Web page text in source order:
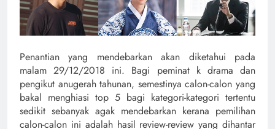
Penantian yang mendebarkan akan diketahui pada
malam 29/12/2018 ini. Bagi peminat k drama dan
pengikut anugerah tahunan, semestinya calon-calon yang
bakal menghiasi top 5 bagi kategori-kategori tertentu
sedikit sebanyak agak mendebarkan kerana pemilihan
calon-calon ini adalah hasil review-review yang dihantar